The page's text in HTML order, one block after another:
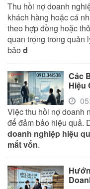
Thu hồi nợ doanh
khách hàng hoặc cá
theo hợp đồng hoặc
quan trọng trong quản
bảo d
Các
Hiệu
Việc thu hồi nợ doanh
để đảm bảo hiệu quả.
doanh nghiệp hiệu
mất vốn.